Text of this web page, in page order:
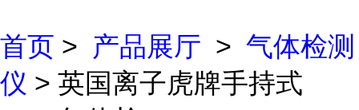
首页 > 产品展厅 > 气体检测
仪 > 英国离子虎牌手持式